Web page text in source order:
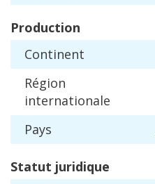
Production
Continent
Région
internationale
Pays
Statut juridique